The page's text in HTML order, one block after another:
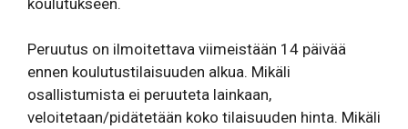
Peruutus on ilmoitettava viimeistään 14 päivää
ennen koulutustilaisuuden alkua. Mikäli
osallistumista ei peruuteta lainkaan,
veloitetaan/pidätetään koko tilaisuuden hinta. Mikäli